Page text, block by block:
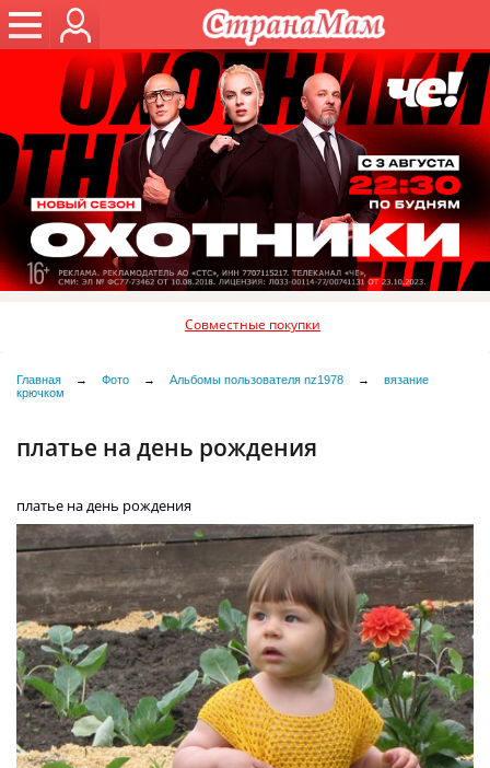
Совместные покупки
Главная → Фото → Альбомы пользователя nz1978 →
вязание
крючком
платье на день рождения
платье на день рождения